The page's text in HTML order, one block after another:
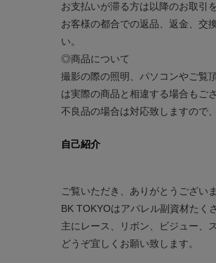
お支払いが滞る方は以降のお取引
お客様の都合での返品、返金、交
い。
◎商品について
撮影の際の照明、パソコンやご覧
は実際の商品と相違する場合もご
不良品の場合は対応致しますので
自己紹介
ご覧いただき、ありがとうございま
BK TOKYOはアパレル副資材たく
主にレース、リボン、ビジュー、
どうぞ宜しくお願い致します。